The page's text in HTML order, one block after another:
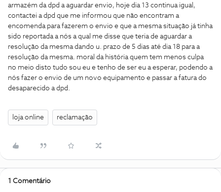
armazém da dpd a aguardar envio, hoje dia 13 continua igual,
contactei a dpd que me informou que não encontram a
encomenda para fazerem o envio e que a mesma situação já tinha
sido reportada a nós a qual me disse que teria de aguardar a
resolução da mesma dando u. prazo de 5 dias até dia 18 para a
resolução da mesma. moral da história quem tem menos culpa
no meio disto tudo sou eu e tenho de ser eu a esperar, podendo a
nós fazer o envio de um novo equipamento e passar a fatura do
desaparecido a dpd.
loja online reclamação
1 Comentário